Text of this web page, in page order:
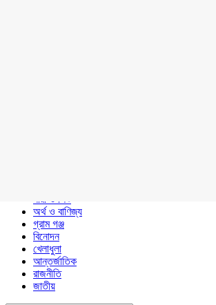
নারী ও শিশু
অর্থ ও বাণিজ্য
গ্রাম গঞ্জ
বিনোদন
খেলাধুলা
আন্তর্জাতিক
রাজনীতি
জাতীয়